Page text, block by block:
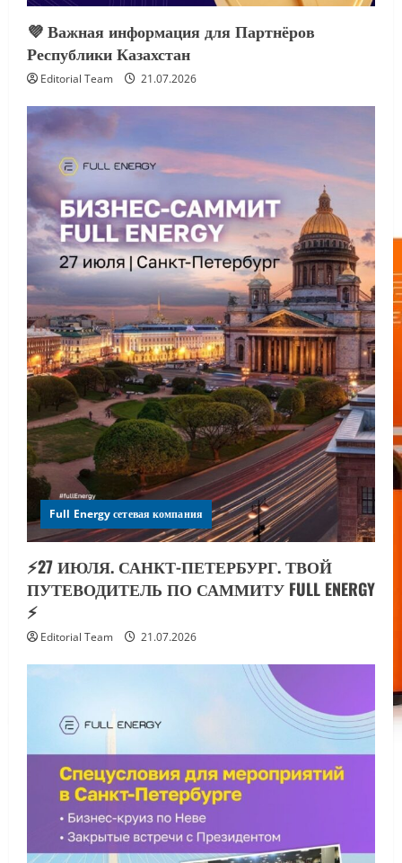
💜 Важная информация для Партнёров
Республики Казахстан
Editorial Team 21.07.2026
Full Energy сетевая компания
⚡️27 ИЮЛЯ. САНКТ-ПЕТЕРБУРГ. ТВОЙ
ПУТЕВОДИТЕЛЬ ПО САММИТУ FULL ENERGY
⚡️
Editorial Team 21.07.2026